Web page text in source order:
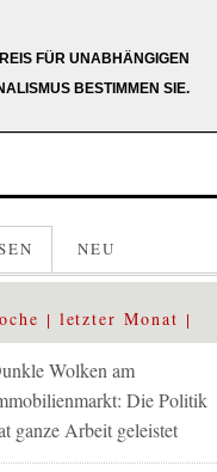
FÜR UNABHÄNGIGEN
BESTIMMEN SIE.
NEU
letzter Monat
Wolken am
Die Politik
ganze Arbeit geleistet